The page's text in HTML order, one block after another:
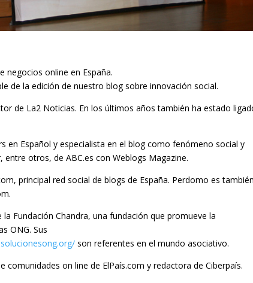
negocios online en España.
de la edición de nuestro blog sobre innovación social.
de La2 Noticias. En los últimos años también ha estado
en Español y especialista en el blog como fenómeno social y
otros, de ABC.es con Weblogs Magazine.
principal red social de blogs de España. Perdomo es
Fundación Chandra, una fundación que promueve la
ONG. Sus
son referentes en el mundo asociativo.
comunidades on line de ElPaís.com y redactora de Ciberpaís.